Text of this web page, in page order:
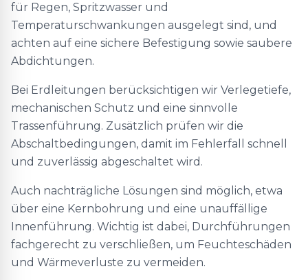
für Regen, Spritzwasser und
Temperaturschwankungen ausgelegt sind, und
achten auf eine sichere Befestigung sowie saubere
Abdichtungen.
Bei Erdleitungen berücksichtigen wir Verlegetiefe,
mechanischen Schutz und eine sinnvolle
Trassenführung. Zusätzlich prüfen wir die
Abschaltbedingungen, damit im Fehlerfall schnell
und zuverlässig abgeschaltet wird.
Auch nachträgliche Lösungen sind möglich, etwa
über eine Kernbohrung und eine unauffällige
Innenführung. Wichtig ist dabei, Durchführungen
fachgerecht zu verschließen, um Feuchteschäden
und Wärmeverluste zu vermeiden.